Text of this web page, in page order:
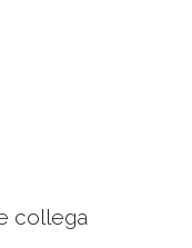
collega